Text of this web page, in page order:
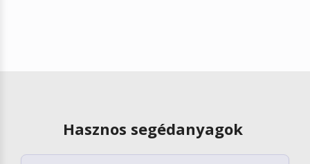
Hasznos segédanyagok